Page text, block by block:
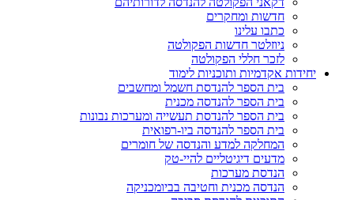
חדשות ומחקרים
כתבו עלינו
ניוזלטר חדשות הפקולטה
לזכר חללי הפקולטה
יחידות אקדמיות ותוכניות לימוד
בית הספר להנדסת חשמל ומחשבים
בית הספר להנדסה מכנית
בית הספר להנדסת תעשייה ומערכות נבונות
בית הספר להנדסה ביו-רפואית
המחלקה למדע והנדסה של חומרים
מדעים דיגיטליים להיי-טק
הנדסת מערכות
הנדסה מכנית וחטיבה בביומכניקה